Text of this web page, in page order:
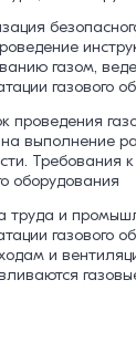
газом,
газового
проведения
на выполнение
Требования
оборудования
труда и
газового
и